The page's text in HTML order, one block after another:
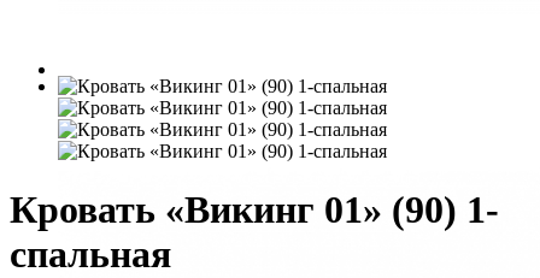
Кровать «Викинг 01» (90) 1-
спальная